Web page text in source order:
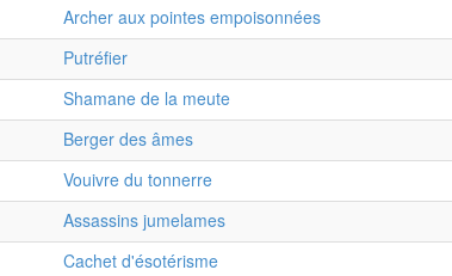
Archer aux pointes empoisonnées
Putréfier
Shamane de la meute
Berger des âmes
Vouivre du tonnerre
Assassins jumelames
Cachet d'ésotérisme